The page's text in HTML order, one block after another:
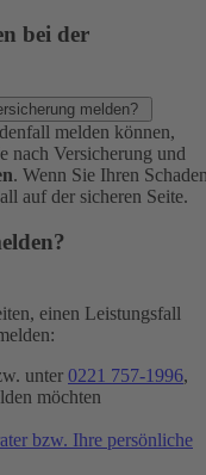
bei der
melden?
melden können,
nach Versicherung und
. Wenn Sie Ihren
auf der sicheren Seite.
einen Leistungsfall
unter 0221 757-1996,
möchten
bzw. Ihre persönliche